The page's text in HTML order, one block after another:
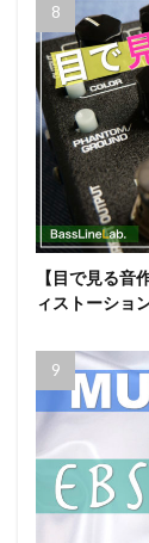
【目で見る音
ィストーショ